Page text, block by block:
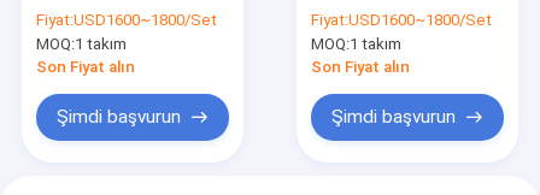
14.4V
Fiyat:USD1600~1800/Set
MOQ:1 takım
Son Fiyat alın
Şimdi başvurun
Aletleri
Fiyat:USD1600~1800/Set
MOQ:1 takım
Son Fiyat alın
Şimdi başvurun